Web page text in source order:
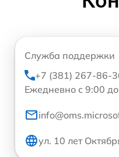
Служба поддержки
+7 (381) 267-86-
Ежедневно с 9:00
ул. 10 лет